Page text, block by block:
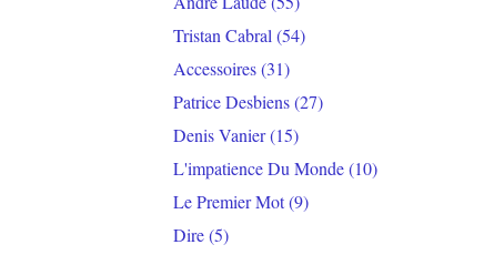
Tristan Cabral (54)
Accessoires(31)
Patrice Desbiens(27)
Denis Vanier(15)
L'impatience Du Monde(10)
Le Premier Mot(9)
Dire(5)